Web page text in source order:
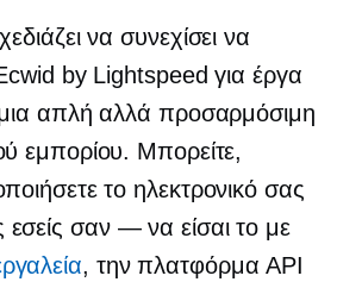
να συνεχίσει να
by Lightspeed για έργα
μια απλή αλλά προσαρμόσιμη
εμπορίου. Μπορείτε,
το ηλεκτρονικό σας
σαν — να είσαιτο με
, την πλατφόρμα API